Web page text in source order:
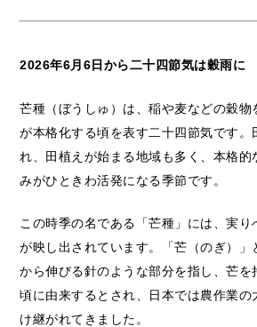
2026年6月6日から二十四節気は穀雨に
芒種（ぼうしゅ）は、稲や麦などの穀物
が本格化する頃を表す二十四節気です。
れ、田植えが始まる地域も多く、本格的
みがひときわ活発になる季節です。
この時季の名である「芒種」には、実り
が映し出されています。「芒（のぎ）」
から伸びる針のような部分を指し、芒を
頃に由来するとされ、日本では農作業の
け継がれてきました。